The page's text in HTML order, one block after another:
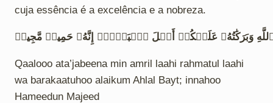
cuja essência é a excelência e a nobreza.
وَبَرَكَٰتُهُۥ عَلَيۡكُمۡ أَهۡلَ ٱلۡبَيۡتِۚ إِنَّهُۥ حَمِيدٞ مَّجِيدٞ
Qaalooo ata’jabeena min amril laahi rahmatul laahi
wa barakaatuhoo alaikum Ahlal Bayt; innahoo
Hameedun Majeed